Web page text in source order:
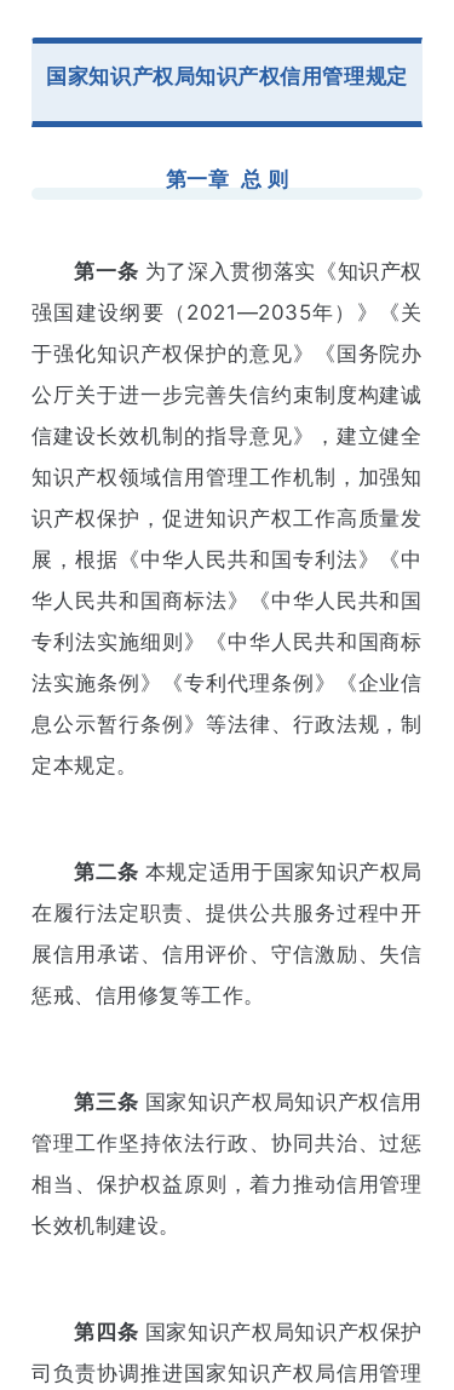
国家知识产权局知识产权信用管理规定
第一章 总 则
第一条 为了深入贯彻落实《知识产权
强国建设纲要（2021—2035年）》《关
于强化知识产权保护的意见》《国务院办
公厅关于进一步完善失信约束制度构建诚
信建设长效机制的指导意见》，建立健全
知识产权领域信用管理工作机制，加强知
识产权保护，促进知识产权工作高质量发
展，根据《中华人民共和国专利法》《中
华人民共和国商标法》《中华人民共和国
专利法实施细则》《中华人民共和国商标
法实施条例》《专利代理条例》《企业信
息公示暂行条例》等法律、行政法规，制
定本规定。
第二条 本规定适用于国家知识产权局
在履行法定职责、提供公共服务过程中开
展信用承诺、信用评价、守信激励、失信
惩戒、信用修复等工作。
第三条 国家知识产权局知识产权信用
管理工作坚持依法行政、协同共治、过惩
相当、保护权益原则，着力推动信用管理
长效机制建设。
第四条 国家知识产权局知识产权保护
司负责协调推进国家知识产权局信用管理